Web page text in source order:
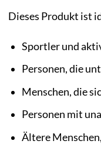
Dieses Produkt ist
Sportler und
Personen, die
Menschen, die
Personen mit
Ältere